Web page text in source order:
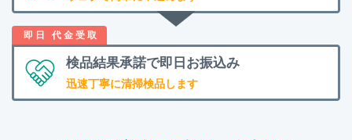
検品結果承諾で即日お振込み
迅速丁寧に清掃検品します